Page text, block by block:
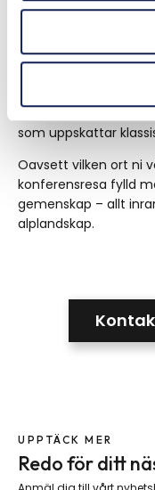
Utmanande
för den
Exklusiv skidort med
som uppskattar
Oavsett vilken ort ni
konferensresa fylld
gemenskap – allt
alplandskap.
UPPTÄCK MER
Redo för ditt